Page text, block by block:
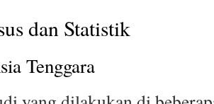
dan Statistik
Tenggara